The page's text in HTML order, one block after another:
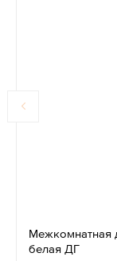
Межкомнатная
белая ДГ